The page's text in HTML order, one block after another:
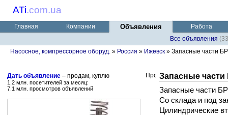
ATi.com.ua
Главная Компании Объявления
Работа
Все объявления
Насосное, компрессорное оборуд. » Россия » Ижевск » Запасные части
Дать объявление – продам, куплю
1.2 млн. посетителей за месяц:
7.1 млн. просмотров объявлений
Запасные
Запасные части
Со склада и под
Цилиндрические